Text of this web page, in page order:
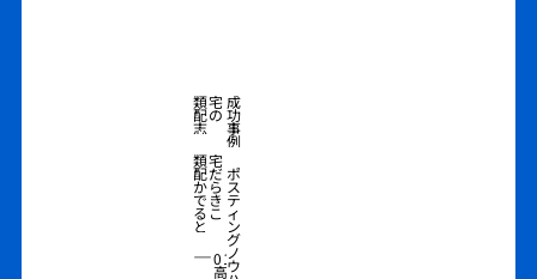
類宅
配の
志
類宅
配だ
から
でき
るこ
と
―01
高
成
功
事
例
ポ
ス
テ
ィ
ン
グ
ノ
ウ